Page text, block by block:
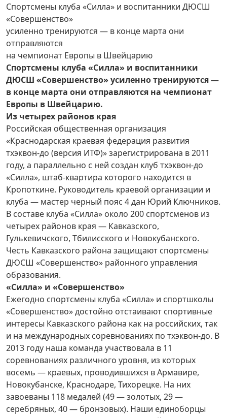
Спортсмены клуба «Силла» и воспитанники ДЮСШ
«Совершенство»
усиленно тренируются — в конце марта они
отправляются
на чемпионат Европы в Швейцарию
Спортсмены клуба «Силла» и воспитанники
ДЮСШ «Совершенство» усиленно тренируются —
в конце марта они отправляются на чемпионат
Европы в Швейцарию.
Из четырех районов края
Российская общественная организация
«Краснодарская краевая федерация развития
тхэквон-до (версия ИТФ)» зарегистрирована в 2011
году, а параллельно с ней создан клуб тхэквон-до
«Силла», штаб-квартира которого находится в
Кропоткине. Руководитель краевой организации и
клуба — мастер черный пояс 4 дан Юрий Ключников.
В составе клуба «Силла» около 200 спортсменов из
четырех районов края — Кавказского,
Гулькевичского, Тбилисского и Новокубанского.
Честь Кавказского района защищают спортсмены
ДЮСШ «Совершенство» районного управления
образования.
«Силла» и «Совершенство»
Ежегодно спортсмены клуба «Силла» и спортшколы
«Совершенство» достойно отстаивают спортивные
интересы Кавказского района как на российских, так
и на международных соревнованиях по тхэквон-до. В
2013 году наша команда участвовала в 11
соревнованиях различного уровня, из которых
восемь — краевых, проводившихся в Армавире,
Новокубанске, Краснодаре, Тихорецке. На них
завоеваны 118 медалей (49 — золотых, 29 —
серебряных, 40 — бронзовых). Наши единоборцы